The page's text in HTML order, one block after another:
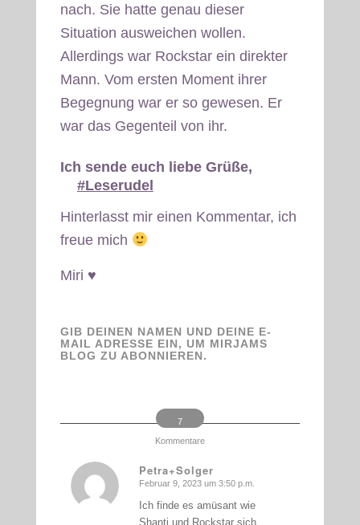
nach. Sie hatte genau dieser
Situation ausweichen wollen.
Allerdings war Rockstar ein direkter
Mann. Vom ersten Moment ihrer
Begegnung war er so gewesen. Er
war das Gegenteil von ihr.
Ich sende euch liebe Grüße,
#Leserudel
Hinterlasst mir einen Kommentar, ich
freue mich
Miri ♥
GIB DEINEN NAMEN UND DEINE E-
MAIL ADRESSE EIN, UM MIRJAMS
BLOG ZU ABONNIEREN.
7
Kommentare
Petra+Solger
sagte:
Februar 9, 2023 um 3:50 p.m.
Ich finde es amüsant wie
Shanti und Rockstar sich